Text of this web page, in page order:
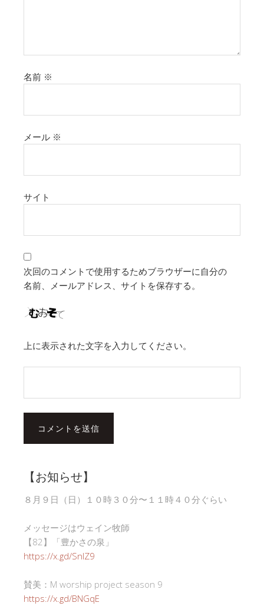
名前 ※
メール ※
サイト
次回のコメントで使用するためブラウザーに自分の
名前、メールアドレス、サイトを保存する。
上に表示された文字を入力してください。
【お知らせ】
８月９日（日）１０時３０分〜１１時４０分ぐらい
メッセージはウェイン牧師
【82】「豊かさの泉」
https://x.gd/SnlZ9
賛美：M worship project season 9
https://x.gd/BNGqE